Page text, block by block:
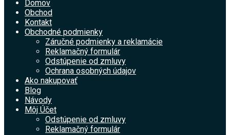
Domov
Obchod
Kontakt
Obchodné podmienky
Záručné podmienky a reklamácie
Reklamačný formulár
Odstúpenie od zmluvy
Ochrana osobných údajov
Ako nakupovať
Blog
Návody
Môj Účet
Odstúpenie od zmluvy
Reklamačný formulár